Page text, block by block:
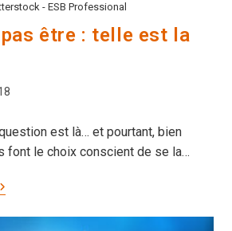
- ESB Professional
être : telle est la
est là… et pourtant, bien
font le choix conscient de se la…